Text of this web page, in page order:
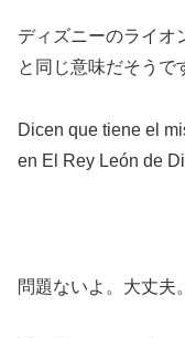
ディズニーのライオ
と同じ意味だそうで
Dicen que tiene el
en El Rey León de
問題ないよ。大丈夫